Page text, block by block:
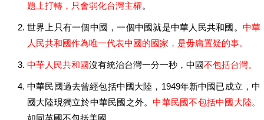
題上打轉，只會弱化台灣主權。
世界上只有一個中國，一個中國就是中華人民共和國。 中華
人民共和國作為唯一代表中國的國家，是毋庸置疑的事。
中華人民共和國沒有統治台灣一分一秒，中國不包括台灣。
中華民國過去曾經包括中國大陸，1949年新中國已成立，中
國大陸現獨立於中華民國之外。中華民國不包括中國大陸。
如同英國不包括美國。